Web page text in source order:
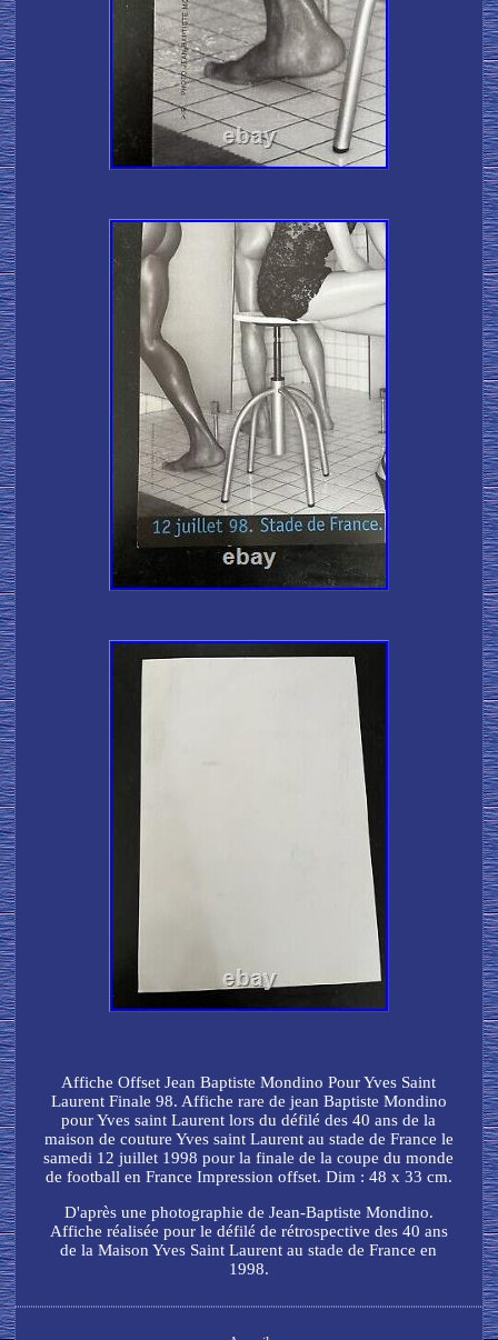
Affiche Offset Jean Baptiste Mondino Pour Yves Saint
Laurent Finale 98. Affiche rare de jean Baptiste Mondino
pour Yves saint Laurent lors du défilé des 40 ans de la
maison de couture Yves saint Laurent au stade de France le
samedi 12 juillet 1998 pour la finale de la coupe du monde
de football en France Impression offset. Dim : 48 x 33 cm.
D'après une photographie de Jean-Baptiste Mondino.
Affiche réalisée pour le défilé de rétrospective des 40 ans
de la Maison Yves Saint Laurent au stade de France en
1998.